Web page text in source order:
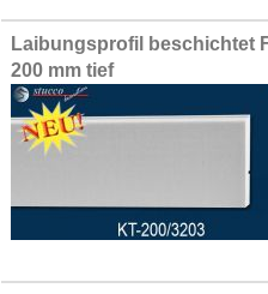
Laibungsprofil beschichtet
200 mm tief